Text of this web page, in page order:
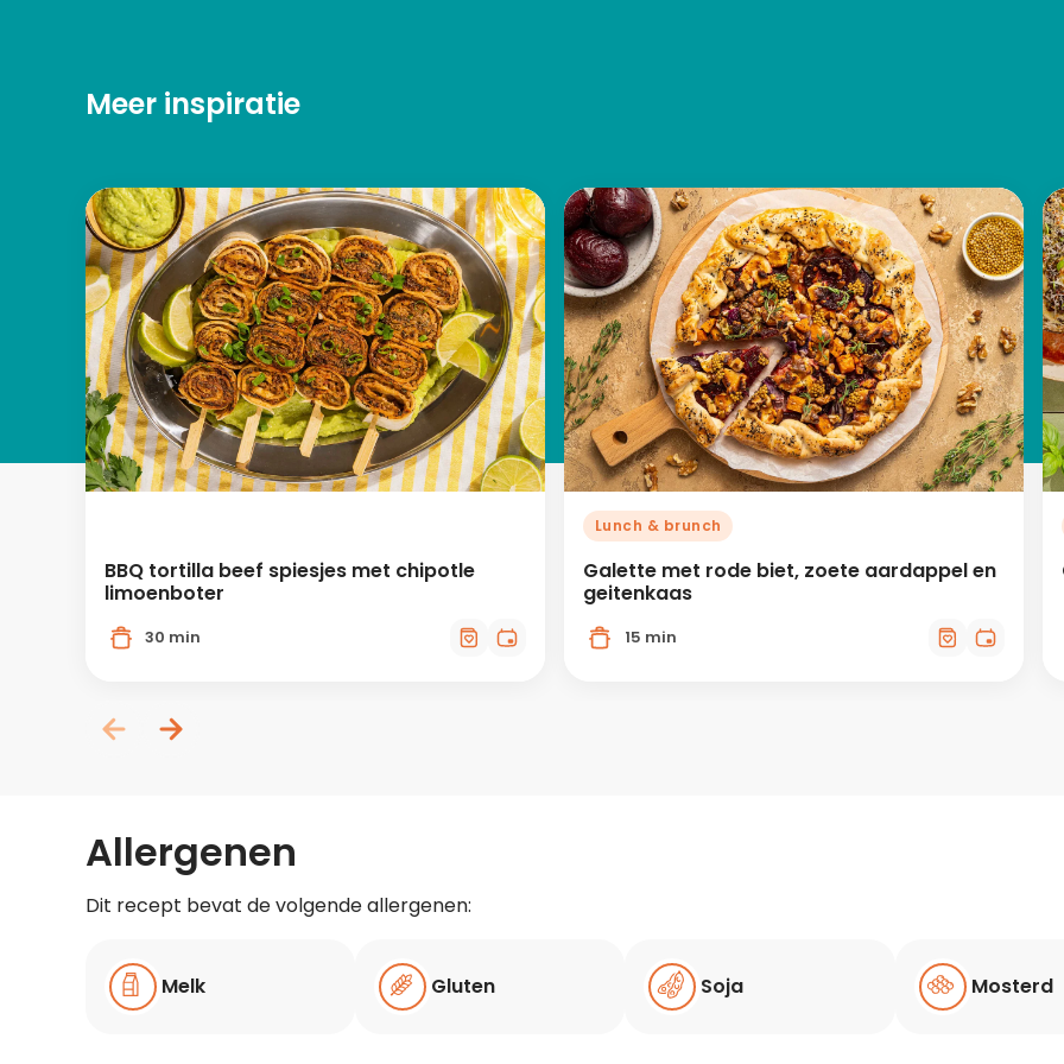
Meer inspiratie
BBQ tortilla beef spiesjes met chipotle
limoenboter
30 min
Lunch & brunch
Galette met rode biet, zoete aardappel en
geitenkaas
15 min
Allergenen
Dit recept bevat de volgende allergenen:
Melk Gluten Soja Mosterd